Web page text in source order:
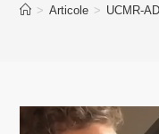
> Articole > UCMR-